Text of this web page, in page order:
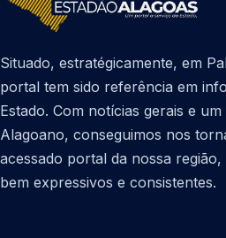
Situado, estratégicamente, em
portal tem sido referência em
Estado. Com notícias gerais e
Alagoano, conseguimos nos
acessado portal da nossa
bem expressivos e consistentes.